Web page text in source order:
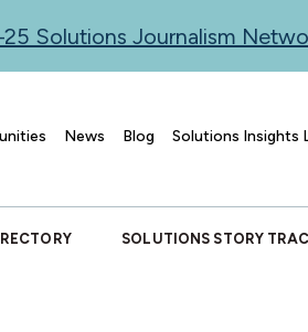
Solutions Journalism
News Blog Solutions Insights
SOLUTIONS STORY